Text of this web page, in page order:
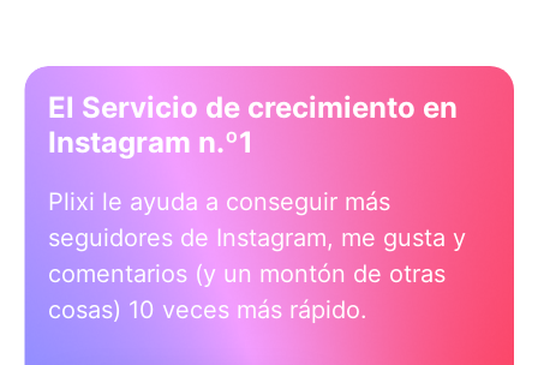
El Servicio de crecimiento en
Instagram n.º1
Plixi le ayuda a conseguir más
seguidores de Instagram, me gusta y
comentarios (y un montón de otras
cosas) 10 veces más rápido.